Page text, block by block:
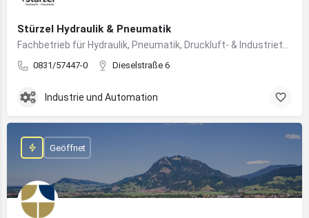
Stürzel Hydraulik & Pneumatik
0831/57447-0 Dieselstraße 6
Industrie und Automation
Geöffnet